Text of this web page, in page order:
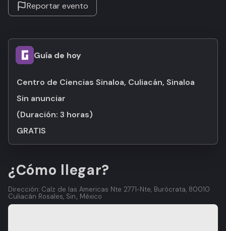
Reportar evento
Guía de hoy
Centro de Ciencias Sinaloa, Culiacán, Sinaloa
Sin anunciar
(Duración: 3 horas)
GRATIS
¿Cómo llegar?
Dirección: Calz de las Americas Nte 2771-Nte, Burócrata, 80010
Culiacán Rosales, Sin., México